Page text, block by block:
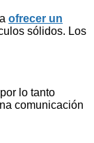
ofrecer un
sólidos. Los
lo tanto
comunicación